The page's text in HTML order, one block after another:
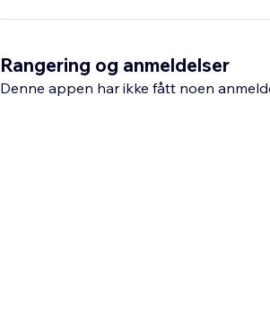
Rangering og anmeldelser
Denne appen har ikke fått noen